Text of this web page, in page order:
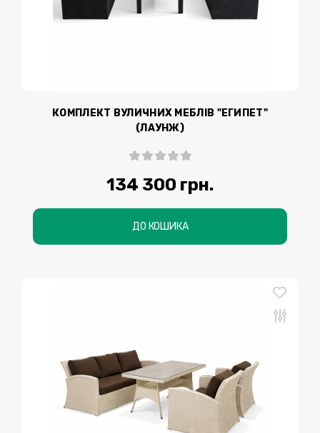
КОМПЛЕКТ ВУЛИЧНИХ МЕБЛІВ "ЕГИПЕТ"
(ЛАУНЖ)
134 300 грн.
ДО КОШИКА